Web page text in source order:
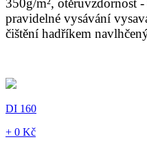
350g/m², otěruvzdornost
pravidelné vysávání
čištění hadříkem
DI 160
+ 0 Kč